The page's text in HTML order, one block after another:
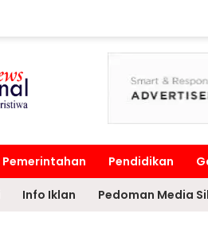
Pemerintahan Pendidikan
Info Iklan Pedoman Media